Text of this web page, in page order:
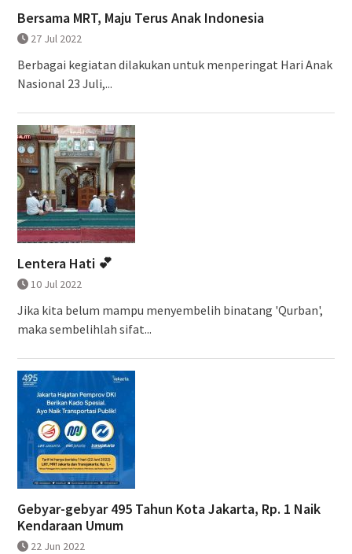
Bersama MRT, Maju Terus Anak Indonesia
27 Jul 2022
Berbagai kegiatan dilakukan untuk menperingat Hari Anak
Nasional 23 Juli,...
Lentera Hati 💕
10 Jul 2022
Jika kita belum mampu menyembelih binatang 'Qurban',
maka sembelihlah sifat...
Gebyar-gebyar 495 Tahun Kota Jakarta, Rp. 1 Naik
Kendaraan Umum
22 Jun 2022